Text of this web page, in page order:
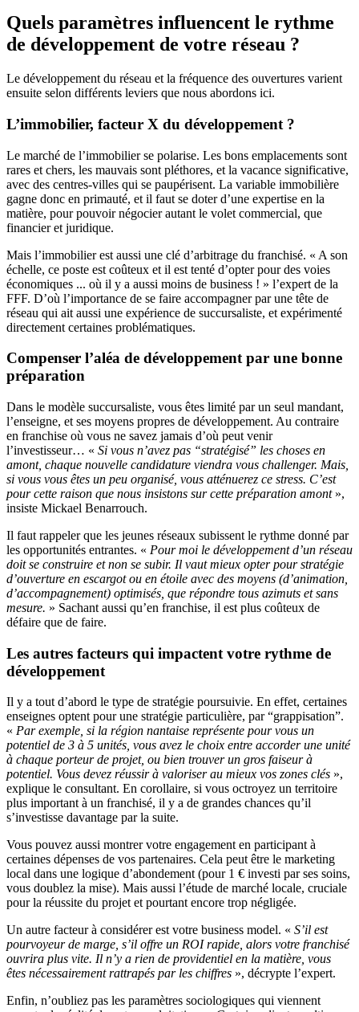
Quels paramètres influencent le rythme
de développement de votre réseau ?
Le développement du réseau et la fréquence des ouvertures varient
ensuite selon différents leviers que nous abordons ici.
L’immobilier, facteur X du développement ?
Le marché de l’immobilier se polarise. Les bons emplacements sont
rares et chers, les mauvais sont pléthores, et la vacance significative,
avec des centres-villes qui se paupérisent. La variable immobilière
gagne donc en primauté, et il faut se doter d’une expertise en la
matière, pour pouvoir négocier autant le volet commercial, que
financier et juridique.
Mais l’immobilier est aussi une clé d’arbitrage du franchisé. « A son
échelle, ce poste est coûteux et il est tenté d’opter pour des voies
économiques ... où il y a aussi moins de business ! » l’expert de la
FFF. D’où l’importance de se faire accompagner par une tête de
réseau qui ait aussi une expérience de succursaliste, et expérimenté
directement certaines problématiques.
Compenser l’aléa de développement par une bonne
préparation
Dans le modèle succursaliste, vous êtes limité par un seul mandant,
l’enseigne, et ses moyens propres de développement. Au contraire
en franchise où vous ne savez jamais d’où peut venir
l’investisseur… « Si vous n’avez pas “stratégisé” les choses en
amont, chaque nouvelle candidature viendra vous challenger. Mais,
si vous vous êtes un peu organisé, vous atténuerez ce stress. C’est
pour cette raison que nous insistons sur cette préparation amont »,
insiste Mickael Benarrouch.
Il faut rappeler que les jeunes réseaux subissent le rythme donné par
les opportunités entrantes. « Pour moi le développement d’un réseau
doit se construire et non se subir. Il vaut mieux opter pour stratégie
d’ouverture en escargot ou en étoile avec des moyens (d’animation,
d’accompagnement) optimisés, que répondre tous azimuts et sans
mesure. » Sachant aussi qu’en franchise, il est plus coûteux de
défaire que de faire.
Les autres facteurs qui impactent votre rythme de
développement
Il y a tout d’abord le type de stratégie poursuivie. En effet, certaines
enseignes optent pour une stratégie particulière, par “grappisation”.
« Par exemple, si la région nantaise représente pour vous un
potentiel de 3 à 5 unités, vous avez le choix entre accorder une unité
à chaque porteur de projet, ou bien trouver un gros faiseur à
potentiel. Vous devez réussir à valoriser au mieux vos zones clés »,
explique le consultant. En corollaire, si vous octroyez un territoire
plus important à un franchisé, il y a de grandes chances qu’il
s’investisse davantage par la suite.
Vous pouvez aussi montrer votre engagement en participant à
certaines dépenses de vos partenaires. Cela peut être le marketing
local dans une logique d’abondement (pour 1 € investi par ses soins,
vous doublez la mise). Mais aussi l’étude de marché locale, cruciale
pour la réussite du projet et pourtant encore trop négligée.
Un autre facteur à considérer est votre business model. « S’il est
pourvoyeur de marge, s’il offre un ROI rapide, alors votre franchisé
ouvrira plus vite. Il n’y a rien de providentiel en la matière, vous
êtes nécessairement rattrapés par les chiffres », décrypte l’expert.
Enfin, n’oubliez pas les paramètres sociologiques qui viennent